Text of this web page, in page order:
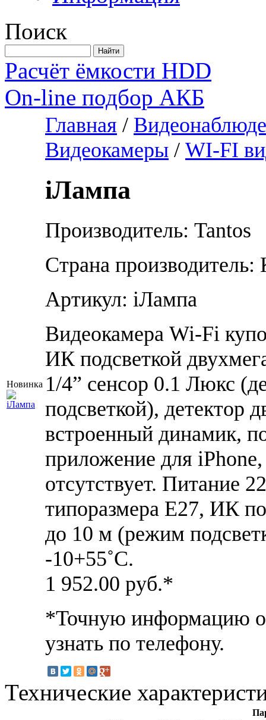
Поиск
Расчёт ёмкости HDD
On-line подбор АКБ
Новинка
Главная /
Видеокамеры / WI-FI
iЛампа
Производитель: Tantos
Страна производитель:
Артикул: iЛампа
Видеокамера Wi-Fi
ИК подсветкой
1/4” сенсор 0.1 Люкс
подсветкой), детектор
встроенный динамик,
приложение для
отсутствует. Питание
типоразмера E27, ИК
до 10 м (режим
-10+55˚C.
1 952.00 руб.*
*Точную информацию
узнать по телефону.
Технические